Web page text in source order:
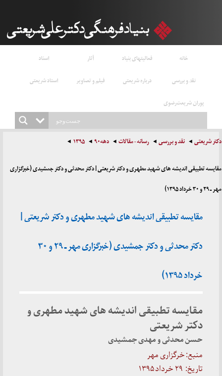
خانه فعالیتهای بنیاد آثار
اسناد
نقد و بررسی
درباره شریعتی فیلم و تصاویر
استاد شریعتی
پوران شریعت‌رضوی
دکتر شریعتی نقد و بررسی رسانه - مقالات دهه۹۰ ۱۳۹۵
مقایسه تطبیقی اندیشه های شهید مطهری و دکتر شریعتی | دکتر محدثی و دکتر جمشیدی (خبرگزاری
مهر ـ ۲۹ و ۳۰ خرداد ۱۳۹۵)
مقایسه تطبیقی اندیشه های شهید مطهری و دکتر شریعتی |
دکتر محدثی و دکتر جمشیدی (خبرگزاری مهر ـ ۲۹ و ۳۰
خرداد ۱۳۹۵)
مقایسه تطبیقی اندیشه های شهید مطهری و
دکتر شریعتی
حسن محدثی و مهدی جمشیدی
منبع: خرگزاری مهر
تاریخ: ۲۹ خرداد ۱۳۹۵